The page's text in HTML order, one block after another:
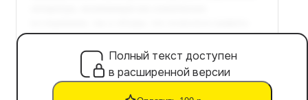
Полный текст доступен
в расширенной версии